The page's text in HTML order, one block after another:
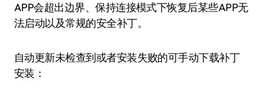
APP会超出边界、保持连接模式下恢复后某些APP无
法启动以及常规的安全补丁。
自动更新未检查到或者安装失败的可手动下载补丁
安装：